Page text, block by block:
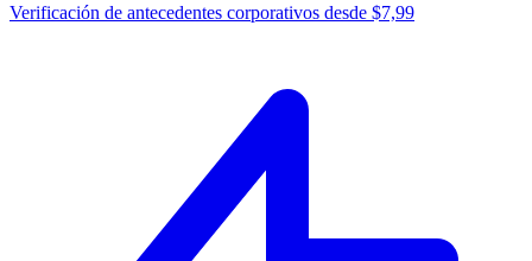
Verificación de antecedentes corporativos desde $7,99